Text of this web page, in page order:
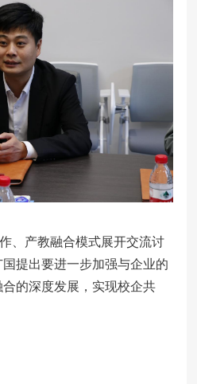
、产教融合模式展开交流讨
国提出要进一步加强与企业的
合的深度发展，实现校企共